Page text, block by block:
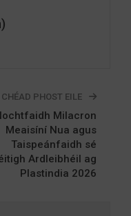
PHOST EILE
Milacron
Meaisíní Nua agus
Taispeánfaidh sé
Ardleibhéil ag
Plastindia 2026